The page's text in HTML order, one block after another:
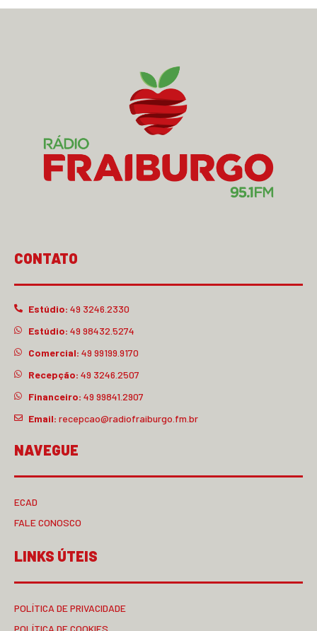
CONTATO
Estúdio: 49 3246.2330
Estúdio: 49 98432.5274
Comercial: 49 99199.9170
Recepção: 49 3246.2507
Financeiro: 49 99841.2907
Email: recepcao@radiofraiburgo.fm.br
NAVEGUE
ECAD
FALE CONOSCO
LINKS ÚTEIS
POLÍTICA DE PRIVACIDADE